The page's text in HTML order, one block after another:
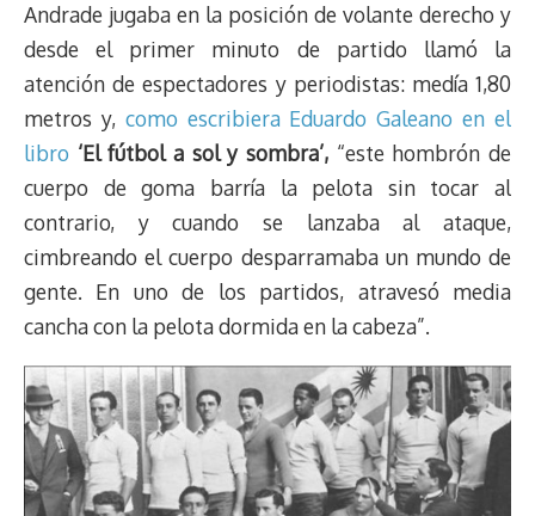
Andrade jugaba en la posición de volante derecho y
desde el primer minuto de partido llamó la
atención de espectadores y periodistas: medía 1,80
metros y, como escribiera Eduardo Galeano en el
libro ‘El fútbol a sol y sombra’, “este hombrón de
cuerpo de goma barría la pelota sin tocar al
contrario, y cuando se lanzaba al ataque,
cimbreando el cuerpo desparramaba un mundo de
gente. En uno de los partidos, atravesó media
cancha con la pelota dormida en la cabeza”.